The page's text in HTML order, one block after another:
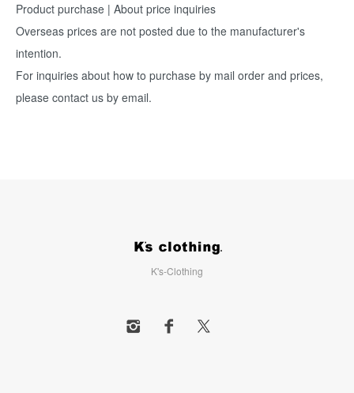
Product purchase | About price inquiries
Overseas prices are not posted due to the manufacturer's
intention.
For inquiries about how to purchase by mail order and prices,
please contact us by email.
K's-Clothing